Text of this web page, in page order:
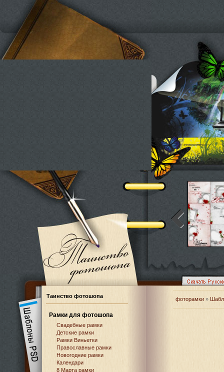
Таинство фотошопа
Рамки для фотошопа
Свадебные рамки
Детские рамки
Рамки Виньетки
Православные рамки
Новогодние рамки
Календари
8 Марта рамки
фоторамки »